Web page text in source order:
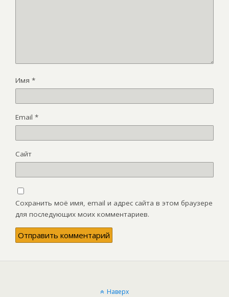
Имя *
Email *
Сайт
Сохранить моё имя, email и адрес сайта в этом браузере
для последующих моих комментариев.
Наверх